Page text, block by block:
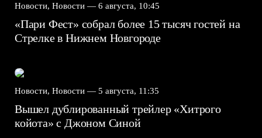
Новости, Новости — 6 августа, 10:45
«Пари Фест» собрал более 15 тысяч гостей на
Стрелке в Нижнем Новгороде
Новости, Новости — 5 августа, 11:35
Вышел дублированный трейлер «Хитрого
койота» с Джоном Синой